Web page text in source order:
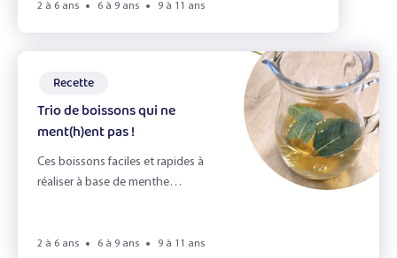
2 à 6 ans 6 à 9 ans 9 à 11 ans
Recette
Trio de boissons qui ne
ment(h)ent pas !
Ces boissons faciles et rapides à
réaliser à base de menthe
2 à 6 ans 6 à 9 ans 9 à 11 ans